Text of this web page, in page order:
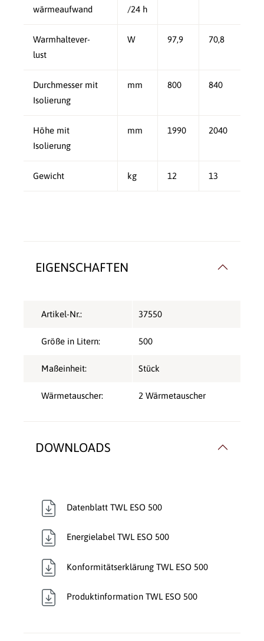
wärmeaufwand /24 h
Warmhaltever-
lust
W 97,9 70,8
Durchmesser mit
Isolierung
mm 800 840
Höhe mit
Isolierung
mm 1990 2040
Gewicht kg 12 13
EIGENSCHAFTEN
Artikel-Nr.: 37550
Größe in Litern: 500
Maßeinheit: Stück
Wärmetauscher: 2 Wärmetauscher
DOWNLOADS
Datenblatt TWL ESO 500
Energielabel TWL ESO 500
Konformitätserklärung TWL ESO 500
Produktinformation TWL ESO 500